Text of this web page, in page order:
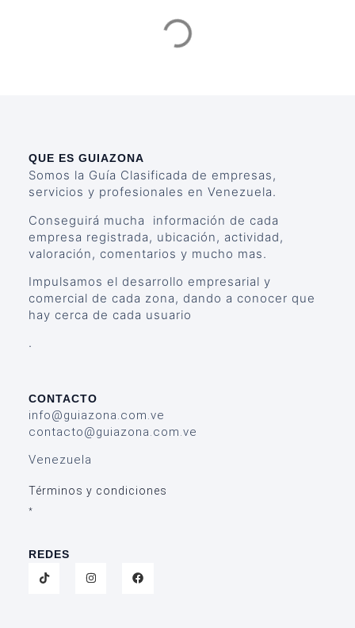
QUE ES GUIAZONA
Somos la Guía Clasificada de empresas,
servicios y profesionales en Venezuela.
Conseguirá mucha información de cada
empresa registrada, ubicación, actividad,
valoración, comentarios y mucho mas.
Impulsamos el desarrollo empresarial y
comercial de cada zona, dando a conocer que
hay cerca de cada usuario
.
CONTACTO
info@guiazona.com.ve
contacto@guiazona.com.ve
Venezuela
Términos y condiciones
*
REDES